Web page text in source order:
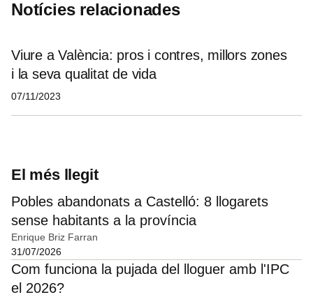
Notícies relacionades
Viure a València: pros i contres, millors zones
i la seva qualitat de vida
07/11/2023
El més llegit
Pobles abandonats a Castelló: 8 llogarets
sense habitants a la província
Enrique Briz Farran
31/07/2026
Com funciona la pujada del lloguer amb l'IPC
el 2026?